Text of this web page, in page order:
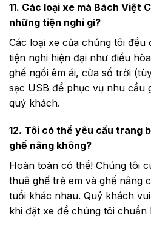
11. Các loại xe mà Bách Việt
những tiện nghi gì?
Các loại xe của chúng tôi
tiện nghi hiện đại như điều
ghế ngồi êm ái, cửa sổ trời
sạc USB để phục vụ nhu cầu
quý khách.
12. Tôi có thể yêu cầu trang
ghế nâng không?
Hoàn toàn có thể! Chúng tôi
thuê ghế trẻ em và ghế nâng
tuổi khác nhau. Quý khách
khi đặt xe để chúng tôi chuẩn